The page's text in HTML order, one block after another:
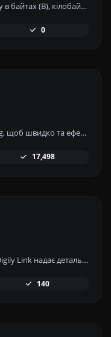
Розрахуйте розмір будь-якого тексту в байтах (B), кілобайтах (KB) або мегабайтах (MB) за допомогою нашого інструменту для обчислення розміру тексту.
0
Використовуйте наш інструмент ping, щоб швидко та ефективно перевірити статус і час відгуку будь-якого вебсайту, сервера або порту.
17,498
Інструмент перевірки IP-адреси від Digily Link надає детальну інформацію про будь-яку IP-адресу. Скористайтеся цим безкоштовним онлайн-сервісом, щоб отримати всебічні дані про IP.
140